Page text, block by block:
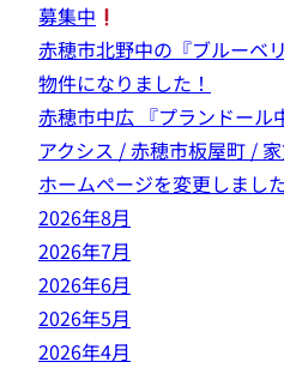
募集中
赤穂市北野中の『ブルーベ
物件になりました！
赤穂市中広 『プランドール
アクシス / 赤穂市板屋町 /
ホームページを変更しまし
2026年8月
2026年7月
2026年6月
2026年5月
2026年4月